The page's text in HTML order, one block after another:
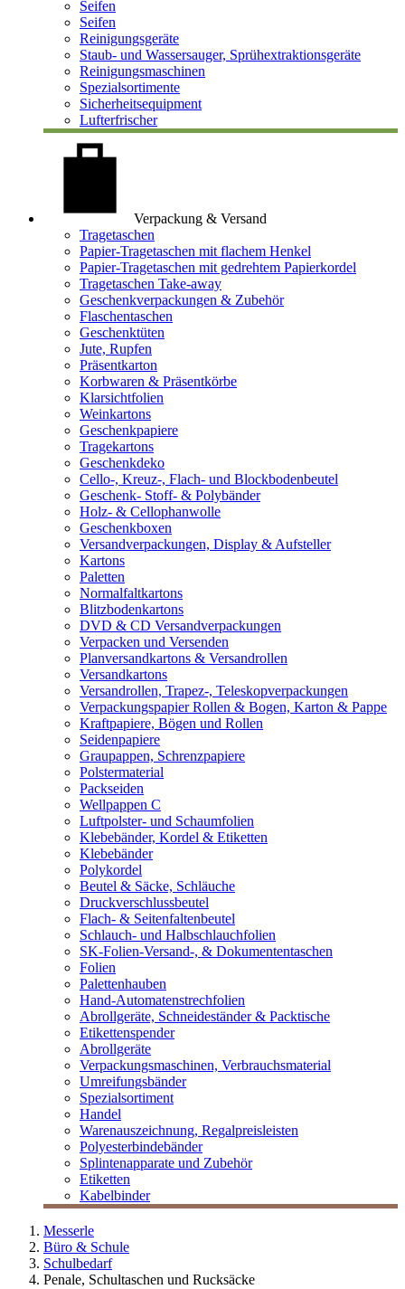
Seifen
Seifen
Reinigungsgeräte
Staub- und Wassersauger, Sprühextraktionsgeräte
Reinigungsmaschinen
Spezialsortimente
Sicherheitsequipment
Lufterfrischer
Verpackung & Versand
Tragetaschen
Papier-Tragetaschen mit flachem Henkel
Papier-Tragetaschen mit gedrehtem Papierkordel
Tragetaschen Take-away
Geschenkverpackungen & Zubehör
Flaschentaschen
Geschenktüten
Jute, Rupfen
Präsentkarton
Korbwaren & Präsentkörbe
Klarsichtfolien
Weinkartons
Geschenkpapiere
Tragekartons
Geschenkdeko
Cello-, Kreuz-, Flach- und Blockbodenbeutel
Geschenk- Stoff- & Polybänder
Holz- & Cellophanwolle
Geschenkboxen
Versandverpackungen, Display & Aufsteller
Kartons
Paletten
Normalfaltkartons
Blitzbodenkartons
DVD & CD Versandverpackungen
Verpacken und Versenden
Planversandkartons & Versandrollen
Versandkartons
Versandrollen, Trapez-, Teleskopverpackungen
Verpackungspapier Rollen & Bogen, Karton & Pappe
Kraftpapiere, Bögen und Rollen
Seidenpapiere
Graupappen, Schrenzpapiere
Polstermaterial
Packseiden
Wellpappen C
Luftpolster- und Schaumfolien
Klebebänder, Kordel & Etiketten
Klebebänder
Polykordel
Beutel & Säcke, Schläuche
Druckverschlussbeutel
Flach- & Seitenfaltenbeutel
Schlauch- und Halbschlauchfolien
SK-Folien-Versand-, & Dokumententaschen
Folien
Palettenhauben
Hand-Automatenstrechfolien
Abrollgeräte, Schneideständer & Packtische
Etikettenspender
Abrollgeräte
Verpackungsmaschinen, Verbrauchsmaterial
Umreifungsbänder
Spezialsortiment
Handel
Warenauszeichnung, Regalpreisleisten
Polyesterbindebänder
Splintenapparate und Zubehör
Etiketten
Kabelbinder
Messerle
Büro & Schule
Schulbedarf
Penale, Schultaschen und Rucksäcke